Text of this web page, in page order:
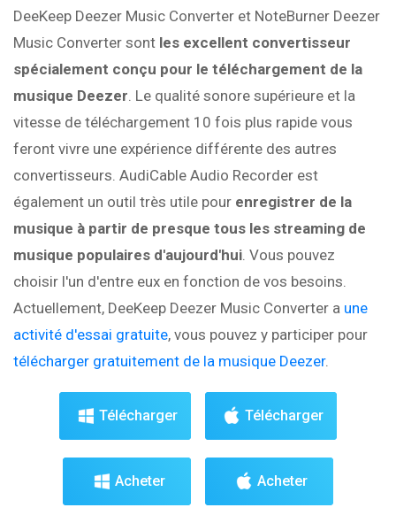
DeeKeep Deezer Music Converter et NoteBurner Deezer
Music Converter sont les excellent convertisseur
spécialement conçu pour le téléchargement de la
musique Deezer. Le qualité sonore supérieure et la
vitesse de téléchargement 10 fois plus rapide vous
feront vivre une expérience différente des autres
convertisseurs. AudiCable Audio Recorder est
également un outil très utile pour enregistrer de la
musique à partir de presque tous les streaming de
musique populaires d'aujourd'hui. Vous pouvez
choisir l'un d'entre eux en fonction de vos besoins.
Actuellement, DeeKeep Deezer Music Converter a une
activité d'essai gratuite, vous pouvez y participer pour
télécharger gratuitement de la musique Deezer.
Télécharger Télécharger
Acheter Acheter